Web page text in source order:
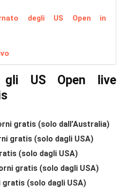
degli US Open in
gli US Open live
gratis (solo dall’Australia)
gratis (solo dagli USA)
(solo dagli USA)
gratis (solo dagli USA)
gratis (solo dagli USA)